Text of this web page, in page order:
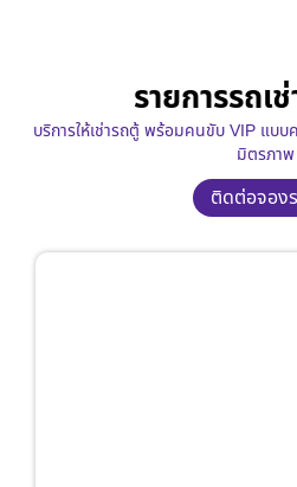
รายการรถเ
บริการให้เช่ารถตู้ พร้อมคนขับ VIP แบบ
มิตรภาพ
ติดต่อจอง